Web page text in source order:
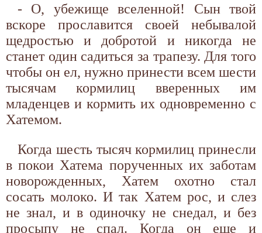
- О, убежище вселенной! Сын твой
вскоре прославится своей небывалой
щедростью и добротой и никогда не
станет один садиться за трапезу. Для того
чтобы он ел, нужно принести всем шести
тысячам кормилиц вверенных им
младенцев и кормить их одновременно с
Хатемом.
Когда шесть тысяч кормилиц принесли
в покои Хатема порученных их заботам
новорожденных, Хатем охотно стал
сосать молоко. И так Хатем рос, и слез
не знал, и в одиночку не снедал, и без
просыпу не спал. Когда он еще и